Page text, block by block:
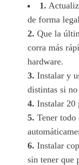
1.
de forma
2. Que la
corra más
hardware.
3. Instalar y
distintas si
4. Instalar 20
5. Tener todo
6. Instalar
sin tener que